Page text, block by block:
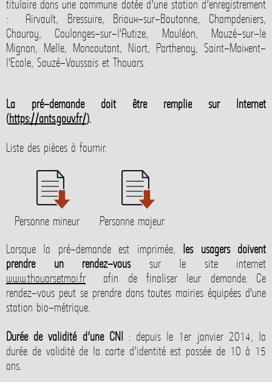
titulaire dans une commune dotée d’une station d’enregistrement
: Airvault, Bressuire, Brioux-sur-Boutonne, Champdeniers,
Chauray, Coulonges-sur-l'Autize, Mauléon, Mauzé-sur-le
Mignon, Melle, Moncoutant, Niort, Parthenay, Saint-Maixent-
l'Ecole, Sauzé-Vaussais et Thouars.
La pré-demande doit être remplie sur Internet
(https://ants.gouv.fr/).
Liste des pièces à fournir.
Personne mineur
Personne majeur
Lorsque la pré-demande est imprimée, les usagers doivent
prendre un rendez-voussur le site internet
www.thouarsetmoi.fr afin de finaliser leur demande. Ce
rendez-vous peut se prendre dans toutes mairies équipées d'une
station bio-métrique.
Durée de validité d’une CNI : depuis le 1er janvier 2014, la
durée de validité de la carte d’identité est passée de 10 à 15
ans.